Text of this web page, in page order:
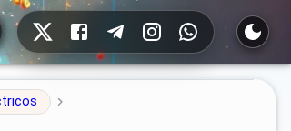
Redes sociales